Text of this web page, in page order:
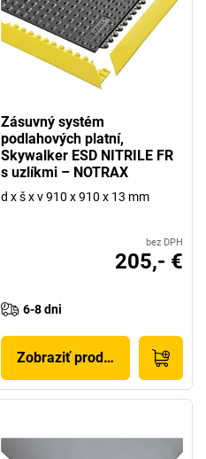
Zásuvný systém
podlahových platní,
Skywalker ESD NITRILE FR
s uzlíkmi – NOTRAX
d x š x v 910 x 910 x 13 mm
bez DPH
205,- €
6-8 dni
Zobraziť produkt